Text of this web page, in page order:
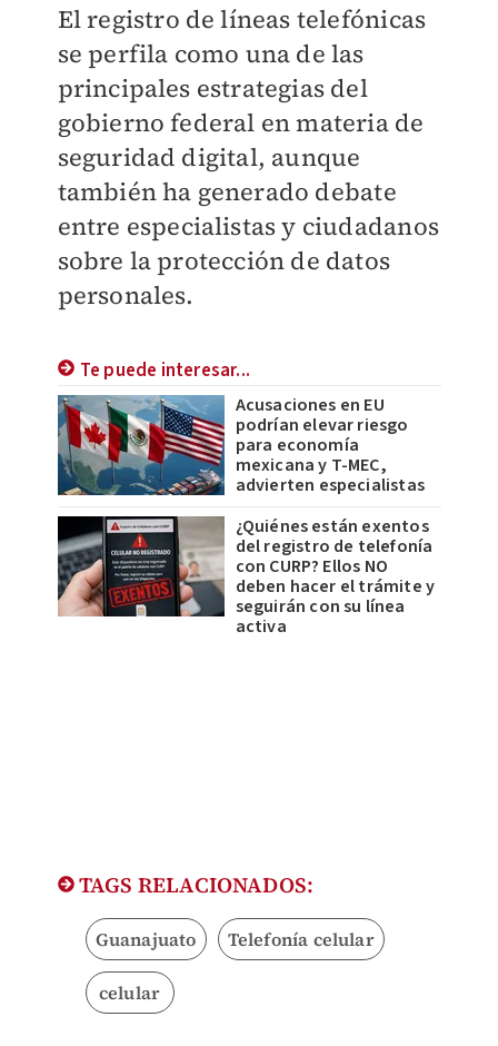
El registro de líneas telefónicas
se perfila como una de las
principales estrategias del
gobierno federal en materia de
seguridad digital, aunque
también ha generado debate
entre especialistas y ciudadanos
sobre la protección de datos
personales.
Te puede interesar...
Acusaciones en EU
podrían elevar riesgo
para economía
mexicana y T-MEC,
advierten especialistas
¿Quiénes están exentos
del registro de telefonía
con CURP? Ellos NO
deben hacer el trámite y
seguirán con su línea
activa
TAGS RELACIONADOS:
Guanajuato Telefonía celular
celular